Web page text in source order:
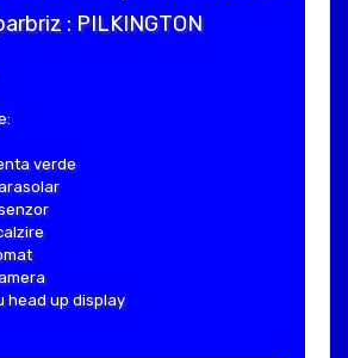
: PILKINGTON
verde
head up display